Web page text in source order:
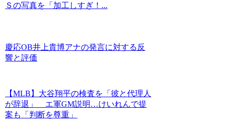
Ｓの写真を「加工しすぎ！...
慶応OB井上貴博アナの発言に対する反
響と評価
【MLB】大谷翔平の検査を「彼と代理人
が辞退」 エ軍GM説明…けいれんで提
案も「判断を尊重」